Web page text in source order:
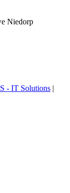
Niedorp
- IT Solutions |